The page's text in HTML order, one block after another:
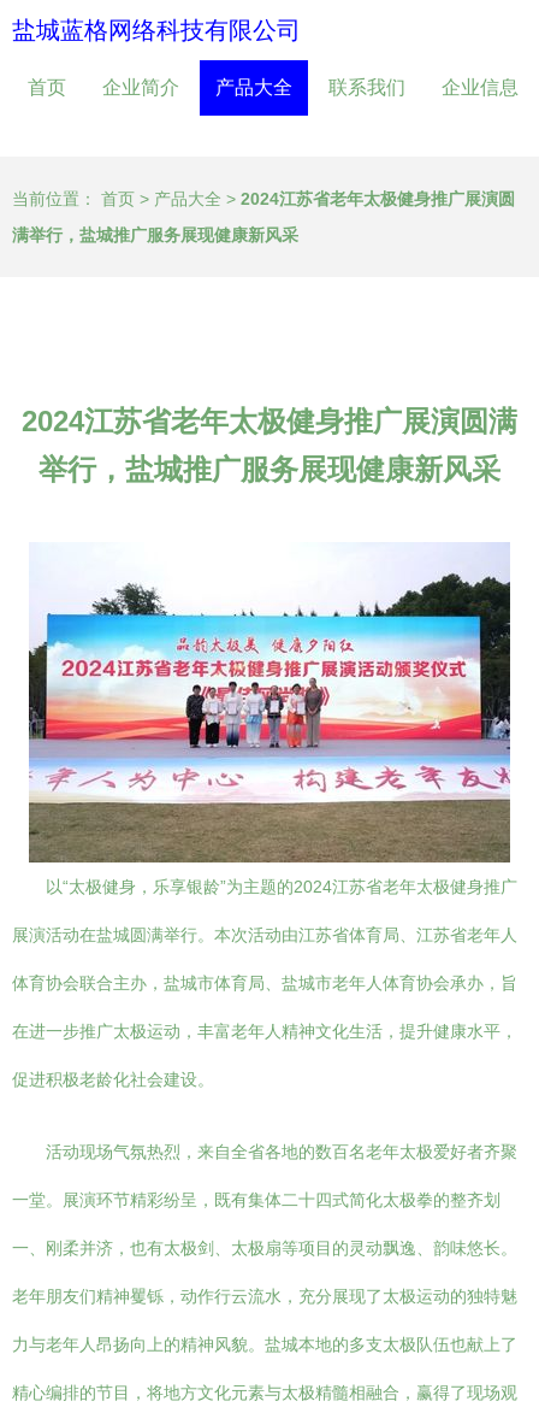
盐城蓝格网络科技有限公司
首页 企业简介 产品大全 联系我们 企业信息
当前位置： 首页 > 产品大全 > 2024江苏省老年太极健身推广展演圆
满举行，盐城推广服务展现健康新风采
2024江苏省老年太极健身推广展演圆满
举行，盐城推广服务展现健康新风采
以“太极健身，乐享银龄”为主题的2024江苏省老年太极健身推广
展演活动在盐城圆满举行。本次活动由江苏省体育局、江苏省老年人
体育协会联合主办，盐城市体育局、盐城市老年人体育协会承办，旨
在进一步推广太极运动，丰富老年人精神文化生活，提升健康水平，
促进积极老龄化社会建设。
活动现场气氛热烈，来自全省各地的数百名老年太极爱好者齐聚
一堂。展演环节精彩纷呈，既有集体二十四式简化太极拳的整齐划
一、刚柔并济，也有太极剑、太极扇等项目的灵动飘逸、韵味悠长。
老年朋友们精神矍铄，动作行云流水，充分展现了太极运动的独特魅
力与老年人昂扬向上的精神风貌。盐城本地的多支太极队伍也献上了
精心编排的节目，将地方文化元素与太极精髓相融合，赢得了现场观